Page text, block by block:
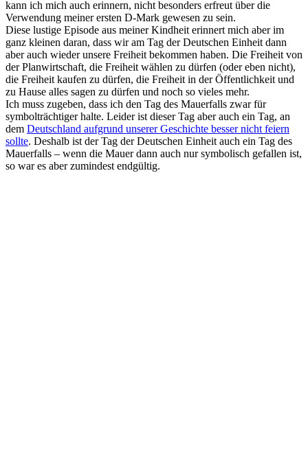
kann ich mich auch erinnern, nicht besonders erfreut über die
Verwendung meiner ersten D-Mark gewesen zu sein.
Diese lustige Episode aus meiner Kindheit erinnert mich aber im
ganz kleinen daran, dass wir am Tag der Deutschen Einheit dann
aber auch wieder unsere Freiheit bekommen haben. Die Freiheit von
der Planwirtschaft, die Freiheit wählen zu dürfen (oder eben nicht),
die Freiheit kaufen zu dürfen, die Freiheit in der Öffentlichkeit und
zu Hause alles sagen zu dürfen und noch so vieles mehr.
Ich muss zugeben, dass ich den Tag des Mauerfalls zwar für
symbolträchtiger halte. Leider ist dieser Tag aber auch ein Tag, an
dem Deutschland aufgrund unserer Geschichte besser nicht feiern
sollte. Deshalb ist der Tag der Deutschen Einheit auch ein Tag des
Mauerfalls – wenn die Mauer dann auch nur symbolisch gefallen ist,
so war es aber zumindest endgültig.